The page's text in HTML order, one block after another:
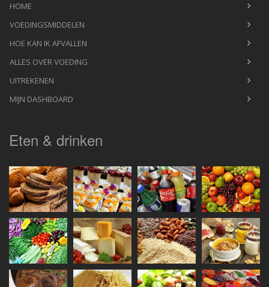
HOME
VOEDINGSMIDDELEN
HOE KAN IK AFVALLEN
ALLES OVER VOEDING
UITREKENEN
MIJN DASHBOARD
Eten & drinken